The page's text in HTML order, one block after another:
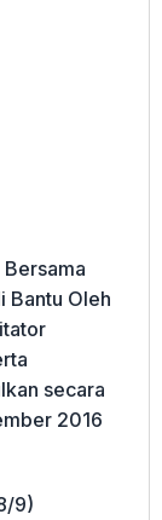
Bersama
Bantu Oleh
secara
2016
9)